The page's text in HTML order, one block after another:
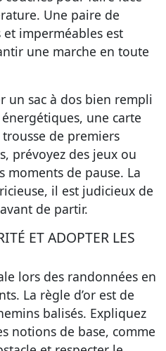
Une paire de
imperméables est
une marche en toute
un sac à dos bien rempli
une carte
de premiers
, prévoyez des jeux ou
moments de pause. La
il est judicieux de
de partir.
ET ADOPTER LES
lors des randonnées en
La règle d’or est de
balisés. Expliquez
notions de base, comme